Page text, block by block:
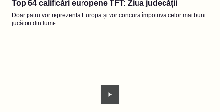
Top 64 calificări europene TFT: Ziua judecății
Doar patru vor reprezenta Europa și vor concura împotriva celor mai buni
jucători din lume.